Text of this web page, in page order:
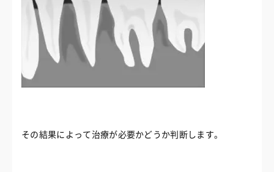
その結果によって治療が必要かどうか判断します。